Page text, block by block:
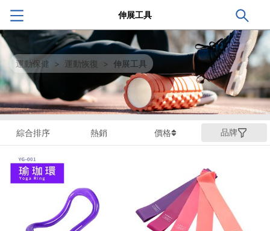
伸展工具
運動保健 > 運動恢復 > 伸展工具
綜合排序 熱銷 價格 品牌